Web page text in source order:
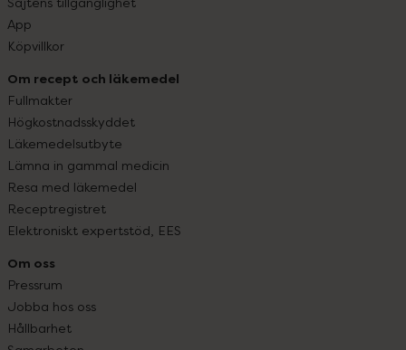
App
Köpvillkor
Om recept och läkemedel
Fullmakter
Högkostnadsskyddet
Läkemedelsutbyte
Lämna in gammal medicin
Resa med läkemedel
Receptregistret
Elektroniskt expertstöd, EES
Om oss
Pressrum
Jobba hos oss
Hållbarhet